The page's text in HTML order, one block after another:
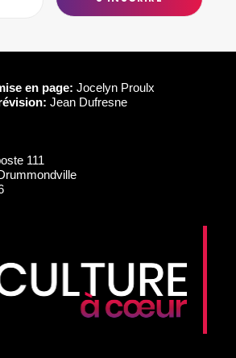
en page: Jocelyn Proulx
Jean Dufresne
111